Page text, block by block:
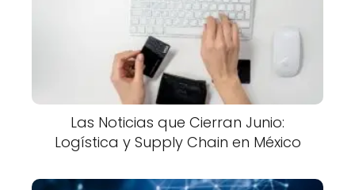
Las Noticias que Cierran Junio:
Logística y Supply Chain en México